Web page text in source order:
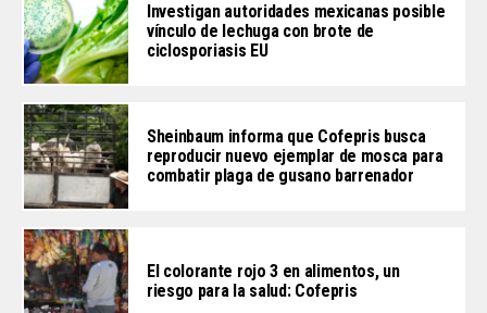
Investigan autoridades mexicanas posible
vínculo de lechuga con brote de
ciclosporiasis EU
Sheinbaum informa que Cofepris busca
reproducir nuevo ejemplar de mosca para
combatir plaga de gusano barrenador
El colorante rojo 3 en alimentos, un
riesgo para la salud: Cofepris